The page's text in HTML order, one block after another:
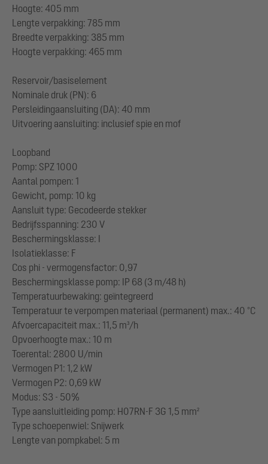
Hoogte: 405 mm
Lengte verpakking: 785 mm
Breedte verpakking: 385 mm
Hoogte verpakking: 465 mm
Reservoir/basiselement
Nominale druk (PN): 6
Persleidingaansluiting (DA): 40 mm
Uitvoering aansluiting: inclusief spie en mof
Loopband
Pomp: SPZ 1000
Aantal pompen: 1
Gewicht, pomp: 10 kg
Aansluit type: Gecodeerde stekker
Bedrijfsspanning: 230 V
Beschermingsklasse: I
Isolatieklasse: F
Cos phi - vermogensfactor: 0,97
Beschermingsklasse pomp: IP 68 (3 m/48 h)
Temperatuurbewaking: geïntegreerd
Temperatuur te verpompen materiaal (permanent) max.: 40 °C
Afvoercapaciteit max.: 11,5 m³/h
Opvoerhoogte max.: 10 m
Toerental: 2800 U/min
Vermogen P1: 1,2 kW
Vermogen P2: 0,69 kW
Modus: S3 - 50%
Type aansluitleiding pomp: H07RN-F 3G 1,5 mm²
Type schoepenwiel: Snijwerk
Lengte van pompkabel: 5 m